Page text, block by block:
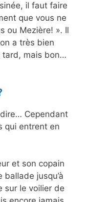
il faut faire
que vous ne
ou Mezière! ». Il
a très bien
tard, mais bon…
Cependant
qui entrent en
et son copain
ballade jusqu’à
sur le voilier de